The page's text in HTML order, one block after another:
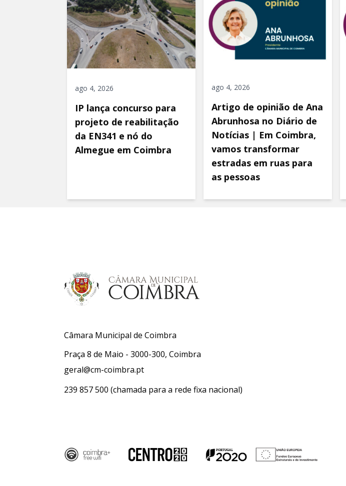
ago 4, 2026
IP lança concurso para
projeto de reabilitação
da EN341 e nó do
Almegue em Coimbra
ago 4, 2026
Artigo de opinião de Ana
Abrunhosa no Diário de
Notícias | Em Coimbra,
vamos transformar
estradas em ruas para
as pessoas
Câmara Municipal de Coimbra
Praça 8 de Maio - 3000-300, Coimbra
geral@cm-coimbra.pt
239 857 500 (chamada para a rede fixa nacional)